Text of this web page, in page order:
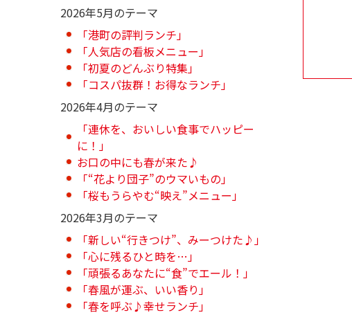
2026年5月のテーマ
「港町の評判ランチ」
「人気店の看板メニュー」
「初夏のどんぶり特集」
「コスパ抜群！お得なランチ」
2026年4月のテーマ
「連休を、おいしい食事でハッピー
に！」
お口の中にも春が来た♪
「“花より団子”のウマいもの」
「桜もうらやむ“映え”メニュー」
2026年3月のテーマ
「新しい“行きつけ”、みーつけた♪」
「心に残るひと時を…」
「頑張るあなたに“食”でエール！」
「春風が運ぶ、いい香り」
「春を呼ぶ♪幸せランチ」